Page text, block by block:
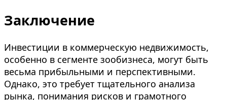
Заключение
Инвестиции в коммерческую недвижимость,
особенно в сегменте зообизнеса, могут быть
весьма прибыльными и перспективными.
Однако, это требует тщательного анализа
рынка, понимания рисков и грамотного